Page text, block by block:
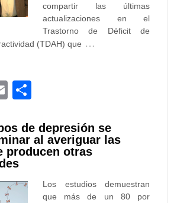
compartir las últimas
actualizaciones en el
Trastorno de Déficit de
(TDAH) que …
Email
de depresión se
al averiguar las
producen otras
Los estudios demuestran
que más de un 80 por